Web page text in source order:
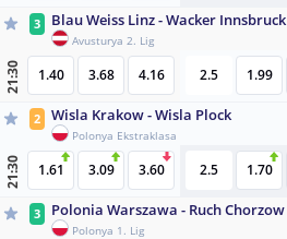
3 Blau Weiss Linz - Wacker Innsbruck
Avusturya 2. Lig
21:30 1.40 3.68 4.16 2.5 1.99
2 Wisla Krakow - Wisla Plock
Polonya Ekstraklasa
21:30 1.61 3.09 3.60 2.5 1.70
3 Polonia Warszawa - Ruch Chorzow
Polonya 1. Lig